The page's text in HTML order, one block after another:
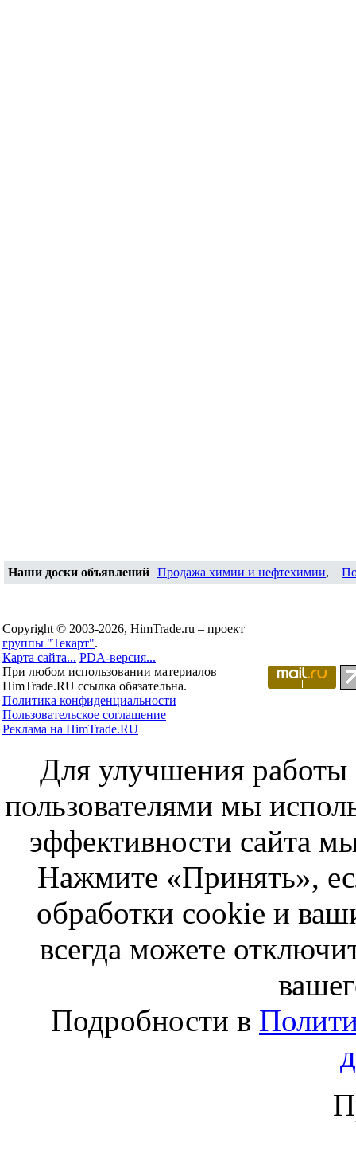
Наши доски объявлений Продажа химии и нефтехимии,
Copyright © 2003-2026, HimTrade.ru – проект
группы "Текарт".
Карта сайта... PDA-версия...
При любом использовании материалов
HimTrade.RU ссылка обязательна.
Политика конфиденциальности
Пользовательское соглашение
Реклама на HimTrade.RU
Для улучшения работы
пользователями мы
эффективности сайта
Нажмите «Принять»,
обработки cookie и
всегда можете
Подробности в